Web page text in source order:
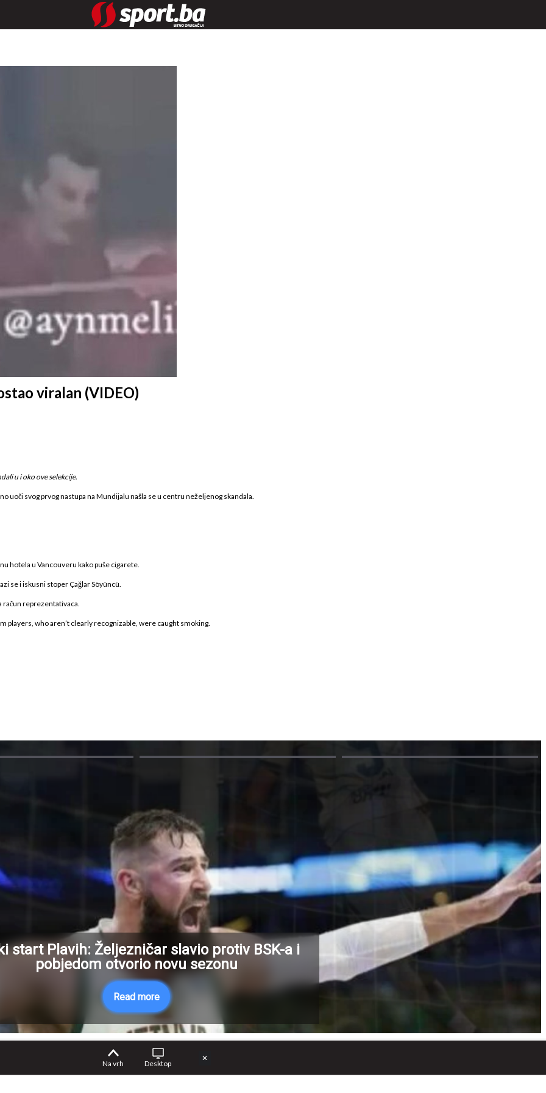
viralan (VIDEO)
u i oko ove selekcije.
uoči svog prvog nastupa na Mundijalu našla se u centru neželjenog skandala.
hotela u Vancouveru kako puše cigarete.
se i iskusni stoper Çağlar Söyüncü.
račun reprezentativaca.
players, who aren’t clearly recognizable, were caught smoking.
start Plavih: Željezničar slavio protiv BSK-a i
pobjedom otvorio novu sezonu
Read more
Na vrh Desktop
✕